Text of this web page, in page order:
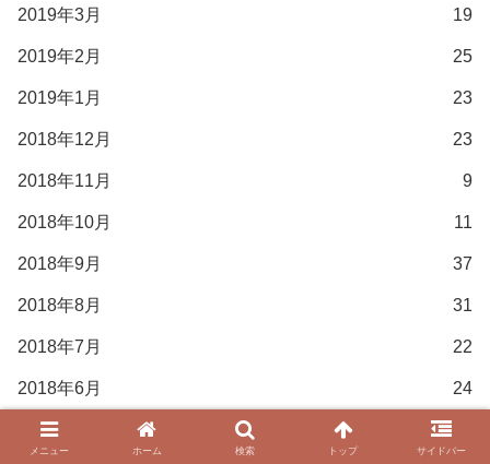
2019年3月 19
2019年2月 25
2019年1月 23
2018年12月 23
2018年11月 9
2018年10月 11
2018年9月 37
2018年8月 31
2018年7月 22
2018年6月 24
2018年5月
メニュー ホーム 検索 トップ サイドバー